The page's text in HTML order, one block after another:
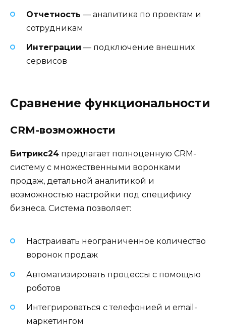
Отчетность — аналитика по проектам и
сотрудникам
Интеграции — подключение внешних
сервисов
Сравнение функциональности
CRM-возможности
Битрикс24 предлагает полноценную CRM-
систему с множественными воронками
продаж, детальной аналитикой и
возможностью настройки под специфику
бизнеса. Система позволяет:
Настраивать неограниченное количество
воронок продаж
Автоматизировать процессы с помощью
роботов
Интегрироваться с телефонией и email-
маркетингом